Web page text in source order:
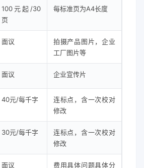
100元起/30
页
每标准页为A4长度
面议
拍摄产品图片，企业
工厂图片等
面议 企业宣传片
40元/每千字
连标点，含一次校对
修改
30元/每千字
连标点，含一次校对
修改
面议
费用具体问题具体分